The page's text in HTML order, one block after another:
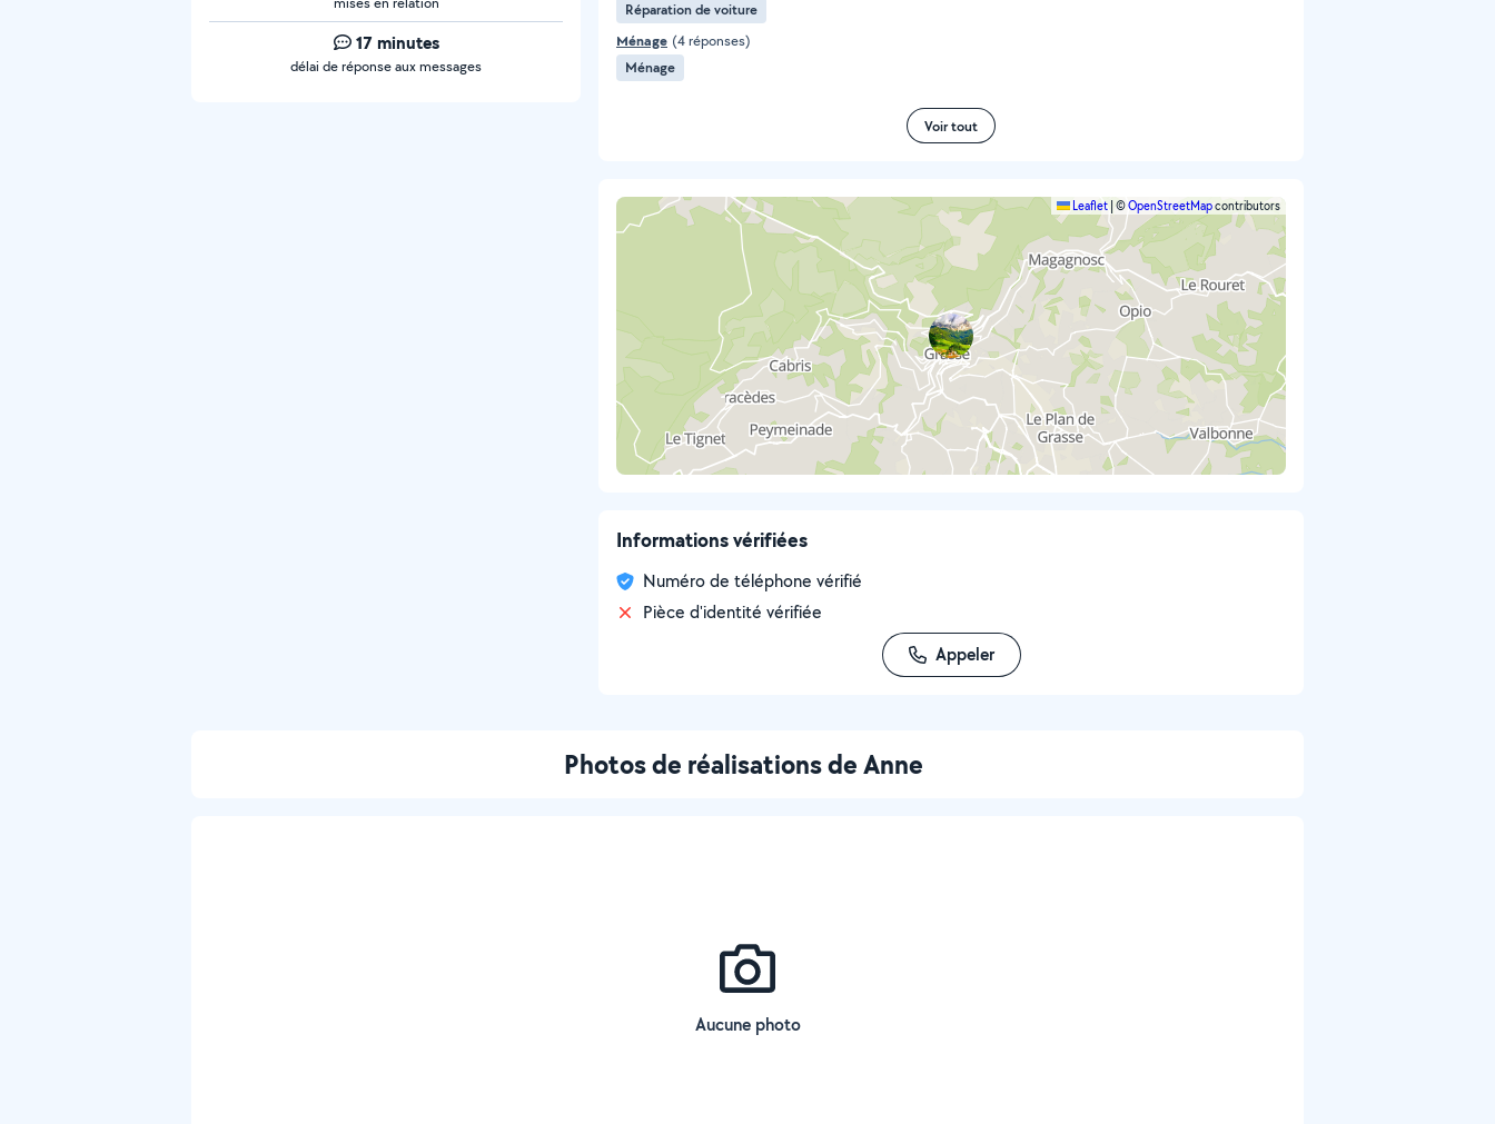
17 minutes
délai de réponse aux messages
Réparation de voiture
Ménage (4 réponses)
Ménage
Voir tout
Leaflet ©OpenStreetMapcontributors
Informations vérifiées
Numéro de téléphone vérifié
Pièce d'identité vérifiée
Appeler
Photos de réalisations de Anne
Aucune photo